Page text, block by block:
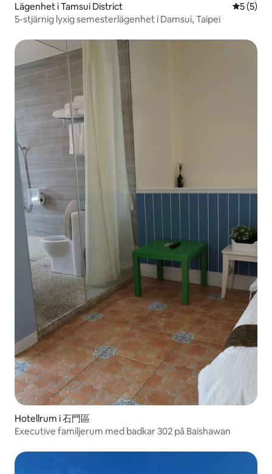
Lägenhet i Tamsui District 5 av 5 i
5 (5)
5-stjärnig lyxig semesterlägenhet i Damsui, Taipei
Hotellrum i 石門區
Executive familjerum med badkar 302 på Baishawan